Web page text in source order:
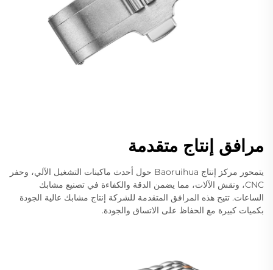
مرافق إنتاج متقدمة
يتمحور مركز إنتاج Baoruihua حول أحدث ماكينات التشغيل الآلي، وحفر
CNC، ونقش الآلات، مما يضمن الدقة والكفاءة في تصنيع مشابك
الساعات. تتيح هذه المرافق المتقدمة للشركة إنتاج مشابك عالية الجودة
بكميات كبيرة مع الحفاظ على الاتساق والجودة.